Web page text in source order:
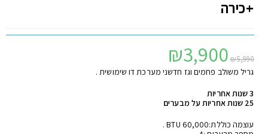
+כירה
₪5,990
₪3,900
גריל משולב פחמים וגז חדשני מערכת דו שימושית .
3 שנות אחריות
25 שנות אחריות על מבערים
עוצמה כוללת:60,000 BTU .